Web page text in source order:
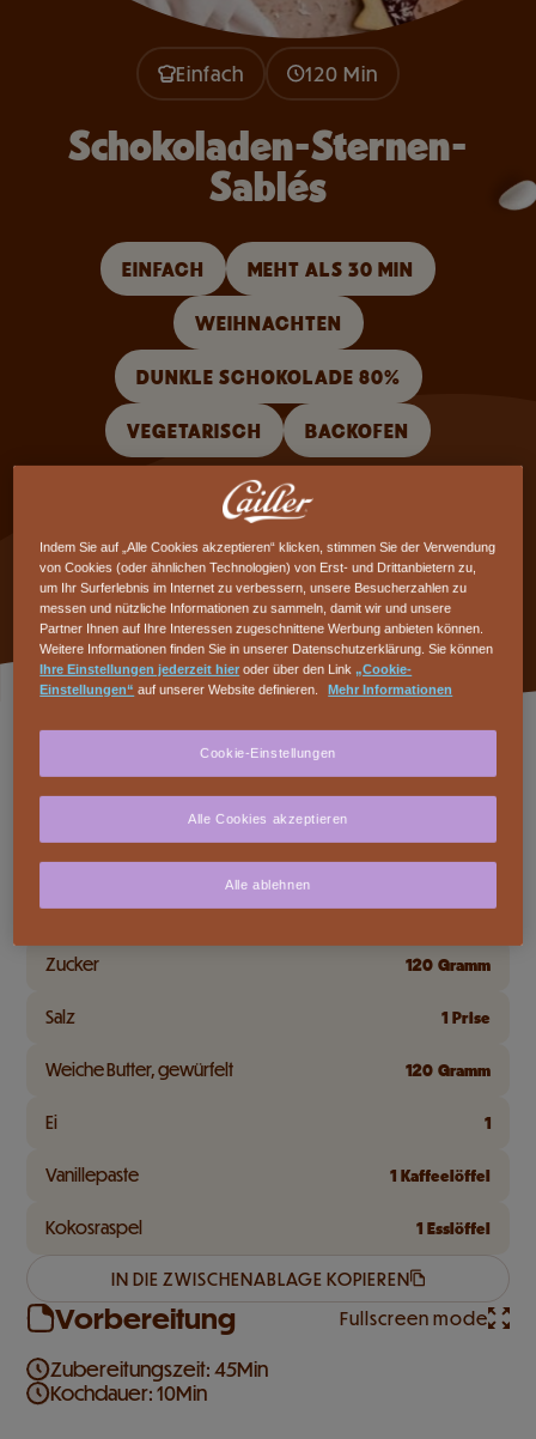
Einfach 120 Min
Schokoladen-Sternen-
Sablés
EINFACH MEHT ALS 30 MIN
WEIHNACHTEN
DUNKLE SCHOKOLADE 80%
VEGETARISCH BACKOFEN
Backen Sie diese Schokoladen-Sternen-Sablés,
knusprig und weihnachtlich. Ideal für die
Festtage oder als Geschenk.
Zutaten
KOCHEN FÜR
CAILLER DESSERT Dunkel 80% 100 Gramm
Mehl 250 Gramm
Zucker 120 Gramm
Salz 1 Prise
Weiche Butter, gewürfelt 120 Gramm
Ei 1
Vanillepaste 1 Kaffeelöffel
Kokosraspel 1 Esslöffel
IN DIE ZWISCHENABLAGE KOPIEREN
Vorbereitung Fullscreen mode
Zubereitungszeit: 45Min
Kochdauer: 10Min
Indem Sie auf „Alle Cookies akzeptieren“ klicken, stimmen Sie der Verwendung
von Cookies (oder ähnlichen Technologien) von Erst- und Drittanbietern zu,
um Ihr Surferlebnis im Internet zu verbessern, unsere Besucherzahlen zu
messen und nützliche Informationen zu sammeln, damit wir und unsere
Partner Ihnen auf Ihre Interessen zugeschnittene Werbung anbieten können.
Weitere Informationen finden Sie in unserer Datenschutzerklärung. Sie können
Ihre Einstellungen jederzeit hieroder über den Link„Cookie-
Einstellungen“ auf unserer Website definieren. Mehr Informationen
Cookie-Einstellungen
Alle ablehnen
Alle Cookies akzeptieren